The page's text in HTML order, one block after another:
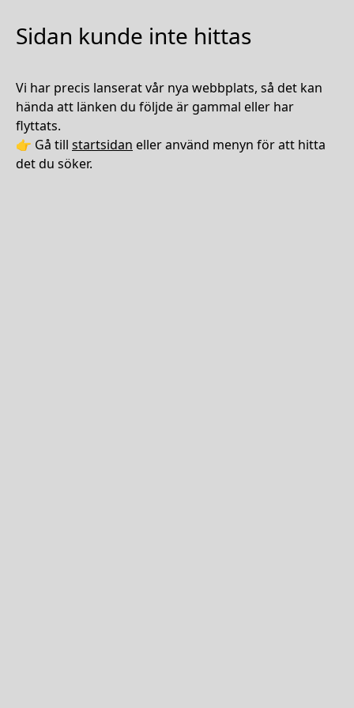
Sidan kunde inte hittas
Vi har precis lanserat vår nya webbplats, så det kan
hända att länken du följde är gammal eller har
flyttats.
👉 Gå till startsidan eller använd menyn för att hitta
det du söker.